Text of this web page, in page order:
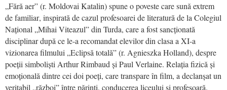
„Fără aer” (r. Moldovai Katalin) spune o poveste care sună extrem
de familiar, inspirată de cazul profesoarei de literatură de la Colegiul
Național „Mihai Viteazul” din Turda, care a fost sancționată
disciplinar după ce le-a recomandat elevilor din clasa a XI-a
vizionarea filmului „Eclipsă totală” (r. Agnieszka Holland), despre
poeții simboliști Arthur Rimbaud și Paul Verlaine. Relația fizică și
emoțională dintre cei doi poeți, care transpare în film, a declanșat un
veritabil „război” între părinți, conducerea liceului și profesoară.